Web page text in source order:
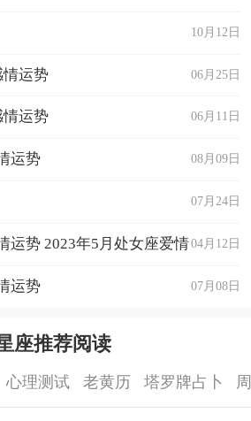
10月12日
06月25日
情运势
06月11日
情运势
08月09日
运势
07月24日
04月12日
运势 2023年5月处女座爱情
07月08日
运势
座推荐阅读
心理测试 老黄历 塔罗牌占卜